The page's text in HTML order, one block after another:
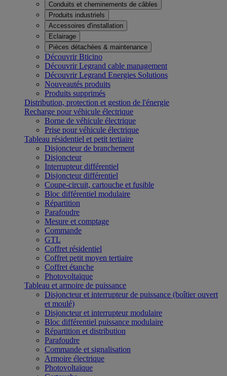
Conduits et cheminements de câbles
Produits industriels
Accessoires d'installation
Eclairage
Pièces détachées & maintenance
Découvrir Bticino
Découvrir Legrand cable management
Découvrir Legrand Energies Solutions
Nouveautés produits
Produits supprimés
Distribution, protection et gestion de l'énergie
Recharge pour véhicule électrique
Borne de véhicule électrique
Prise pour véhicule électrique
Tableau résidentiel et petit tertiaire
Disjoncteur de branchement
Disjoncteur
Interrupteur différentiel
Disjoncteur différentiel
Coupe-circuit, cartouche et fusible
Bloc différentiel modulaire
Répartition
Parafoudre
Mesure et comptage
Commande
GTL
Coffret résidentiel
Coffret petit moyen tertiaire
Coffret étanche
Photovoltaïque
Tableau et armoire de puissance
Disjoncteur et interrupteur de puissance (boîtier ouvert
et moulé)
Disjoncteur et interrupteur modulaire
Bloc différentiel puissance modulaire
Répartition et distribution
Parafoudre
Commande et signalisation
Armoire électrique
Photovoltaïque